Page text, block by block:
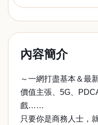
內容簡介
～一網打盡基本＆最
價值主張、5G、
戲……
只要你是商務人士，